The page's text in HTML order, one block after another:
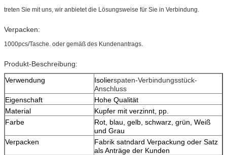
treten Sie mit uns, wir anbietet die Lösungsweise für Sie in Verbindung.
Verpacken:
1000pcs/Tasche. oder gemäß des Kundenantrags.
Produkt-Beschreibung:
Verwendung
Isolierspaten-Verbindungsstück-
Anschluss
Eigenschaft
Hohe Qualität
Material
Kupfer mit verzinnt, pp.
Farbe
Rot, blau, gelb, schwarz, grün, Weiß
und Grau
Verpacken
Fabrik satndard Verpackung oder Satz
als Anträge der Kunden